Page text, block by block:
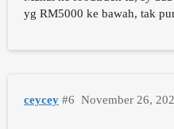
yg RM5000 ke bawah, tak
ceycey November 26,
#6